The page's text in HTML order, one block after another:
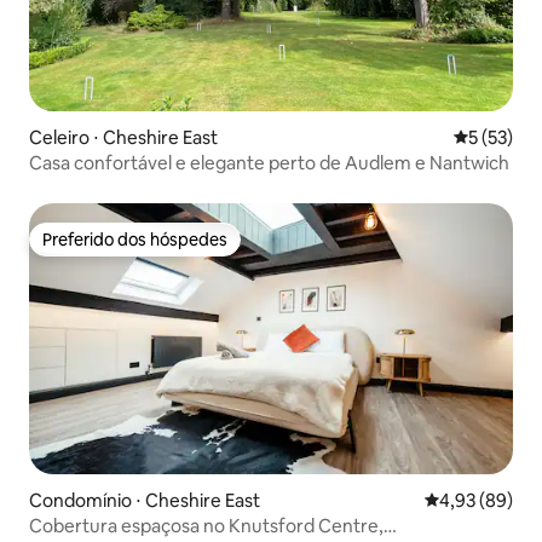
Celeiro ⋅ Cheshire East 5 de uma
5 (53)
Casa confortável e elegante perto de Audlem e Nantwich
Preferido dos hóspedes
Preferido dos hóspedes
Condomínio ⋅ Cheshire East 4,93 de uma
4,93 (89)
Cobertura espaçosa no Knutsford Centre,